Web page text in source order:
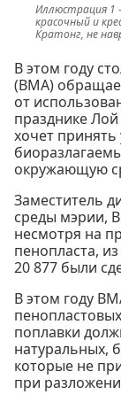
красочный и
Кратонг, не
В этом году
(BMA)
от
празднике
хочет
окружающую
Заместитель
среды мэрии,
несмотря на
пенопласта,
20 877 были
В этом году
поплавки
натуральных,
которые не
при